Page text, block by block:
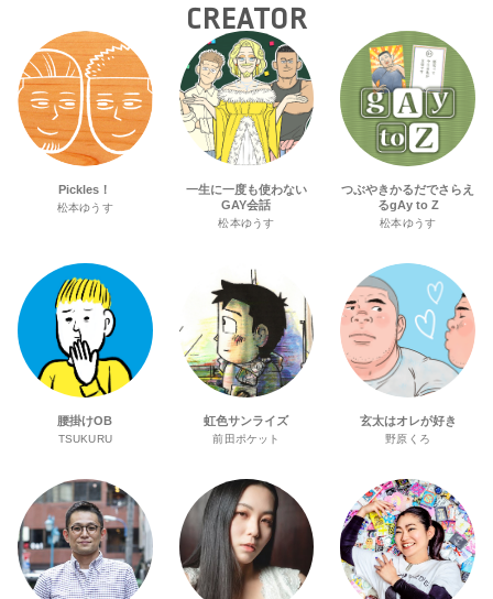
CREATOR
Pickles！
松本ゆうす
一生に一度も使わない
GAY会話
松本ゆうす
つぶやきかるだでさらえ
るgAy to Z
松本ゆうす
腰掛けOB
TSUKURU
虹色サンライズ
前田ポケット
玄太はオレが好き
野原くろ